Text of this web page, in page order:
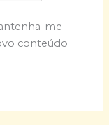
me
conteúdo